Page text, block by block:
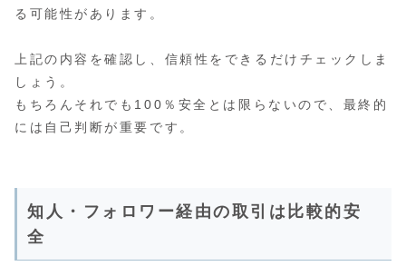
る可能性があります。
上記の内容を確認し、信頼性をできるだけチェックしま
しょう。
もちろんそれでも100％安全とは限らないので、最終的
には自己判断が重要です。
知人・フォロワー経由の取引は比較的安
全